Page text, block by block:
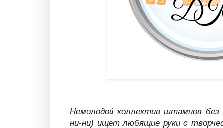
Немолодой коллектив штампов без
ни-ни) ищет любящие руки с